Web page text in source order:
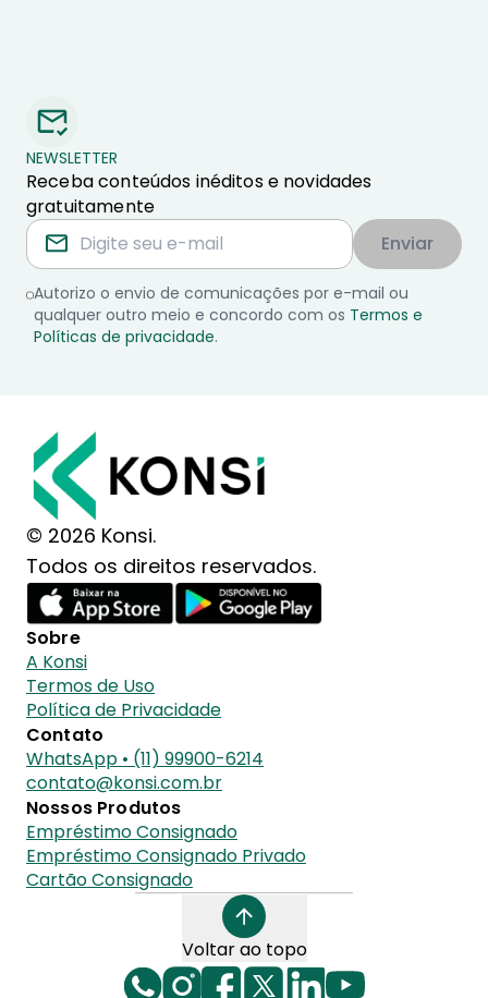
NEWSLETTER
Receba conteúdos inéditos e novidades
gratuitamente
Enviar
Autorizo o envio de comunicações por e-mail ou
qualquer outro meio e concordo com os Termos e
Políticas de privacidade.
© 2026 Konsi.
Todos os direitos reservados.
Sobre
A Konsi
Termos de Uso
Política de Privacidade
Contato
WhatsApp • (11) 99900-6214
contato@konsi.com.br
Nossos Produtos
Empréstimo Consignado
Empréstimo Consignado Privado
Cartão Consignado
Voltar ao topo